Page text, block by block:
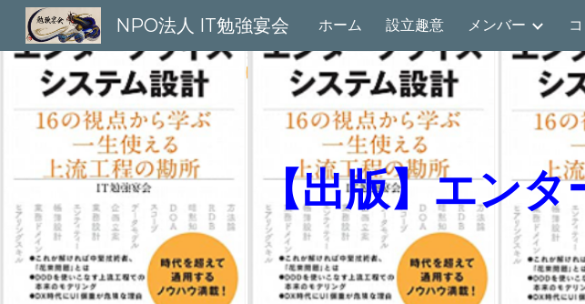
Skip to main content
NPO法人 IT勉強宴会 ホーム 設立趣意 メンバー
【出版】エン